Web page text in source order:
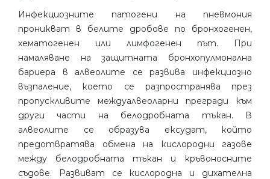
Инфекциозните патогени на пневмония
проникват в белите дробове по бронхогенен,
хематогенен или лимфогенен път. При
намаляване на защитната бронхопулмонална
бариера в алвеолите се развива инфекциозно
възпаление, което се разпространява през
пропускливите междуалвеоларни прегради към
други части на белодробната тъкан. В
алвеолите се образува ексудат, който
предотвратява обмена на кислородни газове
между белодробната тъкан и кръвоносните
съдове. Развиват се кислородна и дихателна